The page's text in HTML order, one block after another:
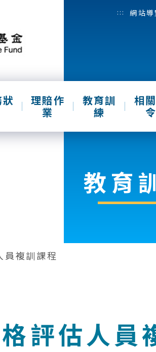
::: 網站導
理賠作
業
教育訓
練
相
令
教育
員複訓課程
評估人員